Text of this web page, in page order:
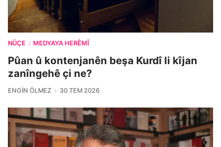
NÛÇE / MEDYAYA HERÊMÎ
Pûan û kontenjanên beşa Kurdî li kîjan
zanîngehê çi ne?
ENGIN ÖLMEZ 30 TEM 2026